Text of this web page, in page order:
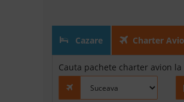
Cazare Charter
Cauta pachete charter avion la